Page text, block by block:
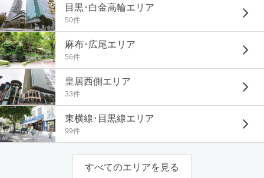
目黒･白金高輪エリア
50件
麻布･広尾エリア
56件
皇居西側エリア
33件
東横線･目黒線エリア
99件
すべてのエリアを見る